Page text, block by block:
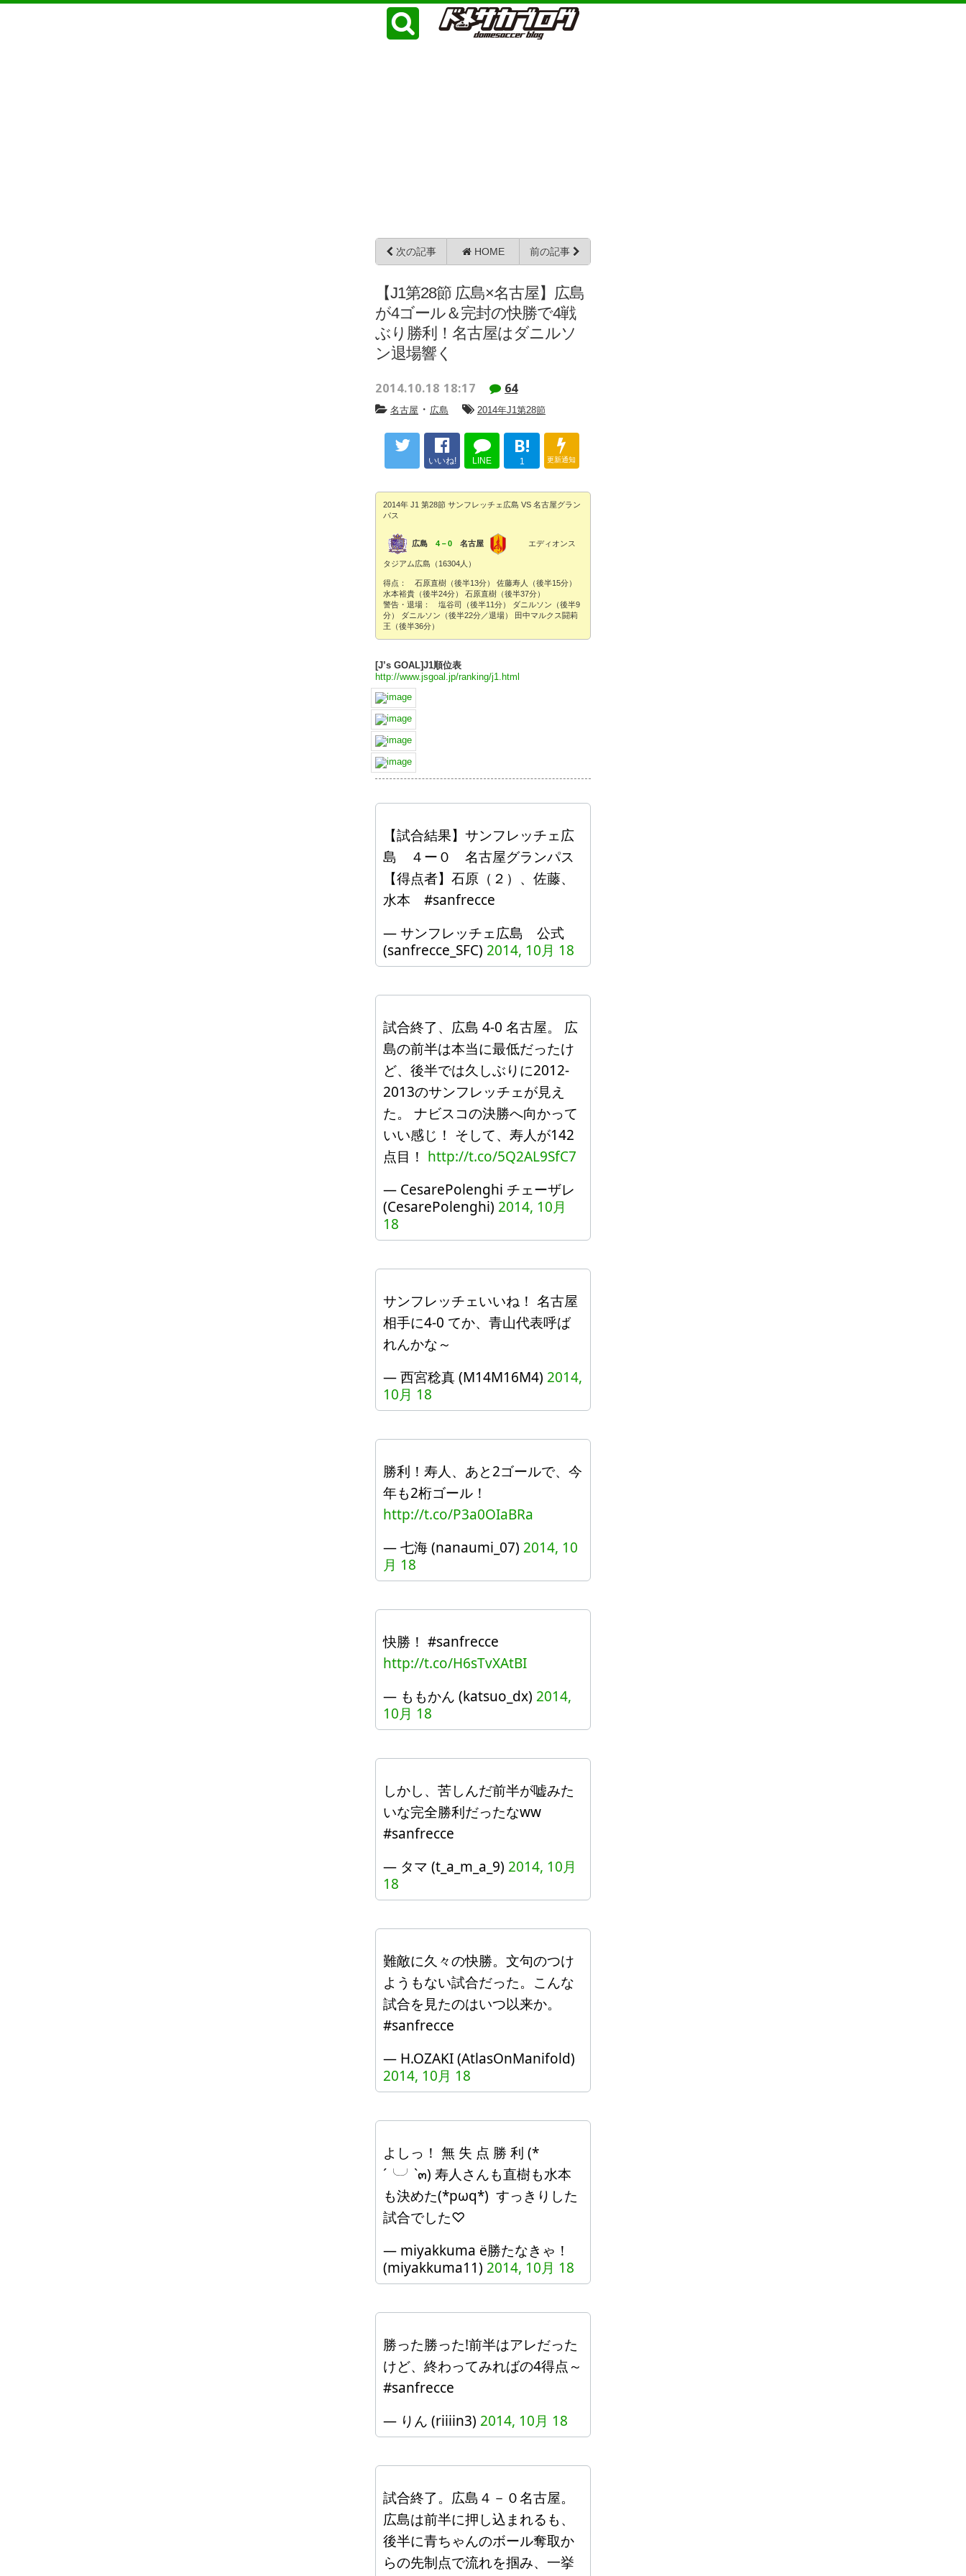
次の記事 HOME 前の記事
【J1第28節 広島×名古屋】広島
が4ゴール＆完封の快勝で4戦
ぶり勝利！名古屋はダニルソ
ン退場響く
2014.10.18 18:17 64
名古屋 ・ 広島 2014年J1第28節
いいね! LINE
B!
1 更新通知
2014年 J1 第28節 サンフレッチェ広島 VS 名古屋グラン
パス
広島 4－0 名古屋 エディオンス
タジアム広島（16304人）
得点： 石原直樹（後半13分） 佐藤寿人（後半15分）
水本裕貴（後半24分） 石原直樹（後半37分）
警告・退場： 塩谷司（後半11分） ダニルソン（後半9
分） ダニルソン（後半22分／退場） 田中マルクス闘莉
王（後半36分）
[J’s GOAL]J1順位表
http://www.jsgoal.jp/ranking/j1.html
【試合結果】サンフレッチェ広
島 ４ー０ 名古屋グランパス
【得点者】石原（２）、佐藤、
水本 #sanfrecce
— サンフレッチェ広島 公式
(sanfrecce_SFC) 2014, 10月 18
試合終了、広島 4-0 名古屋。 広
島の前半は本当に最低だったけ
ど、後半では久しぶりに2012-
2013のサンフレッチェが見え
た。 ナビスコの決勝へ向かって
いい感じ！ そして、寿人が142
点目！ http://t.co/5Q2AL9SfC7
— CesarePolenghi チェーザレ
(CesarePolenghi) 2014, 10月
18
サンフレッチェいいね！ 名古屋
相手に4-0 てか、青山代表呼ば
れんかな～
— 西宮稔真 (M14M16M4) 2014,
10月 18
勝利！寿人、あと2ゴールで、今
年も2桁ゴール！
http://t.co/P3a0OIaBRa
— 七海 (nanaumi_07) 2014, 10
月 18
快勝！ #sanfrecce
http://t.co/H6sTvXAtBI
— ももかん (katsuo_dx) 2014,
10月 18
しかし、苦しんだ前半が嘘みた
いな完全勝利だったなww
#sanfrecce
— タマ (t_a_m_a_9) 2014, 10月
18
難敵に久々の快勝。文句のつけ
ようもない試合だった。こんな
試合を見たのはいつ以来か。
#sanfrecce
— H.OZAKI (AtlasOnManifold)
2014, 10月 18
よしっ！ 無 失 点 勝 利 (*
´╰╯`๓) 寿人さんも直樹も水本
も決めた(*pωq*) すっきりした
試合でした♡
— miyakkuma ё勝たなきゃ！
(miyakkuma11) 2014, 10月 18
勝った勝った!前半はアレだった
けど、終わってみればの4得点～
#sanfrecce
— りん (riiiin3) 2014, 10月 18
試合終了。広島４－０名古屋。
広島は前半に押し込まれるも、
後半に青ちゃんのボール奪取か
らの先制点で流れを掴み、一挙